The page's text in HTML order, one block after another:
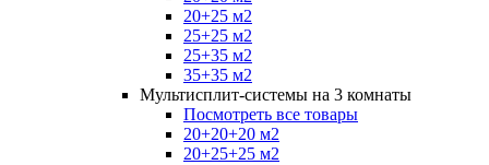
20+25 м2
25+25 м2
25+35 м2
35+35 м2
Мультисплит-системы на 3 комнаты
Посмотреть все товары
20+20+20 м2
20+25+25 м2